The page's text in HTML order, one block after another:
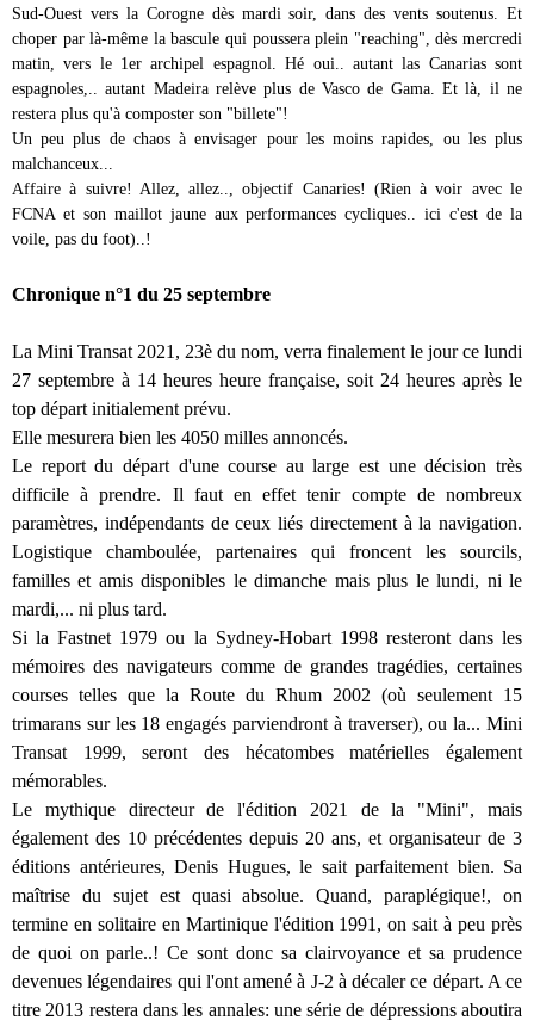
Sud-Ouest vers la Corogne dès mardi soir, dans des vents soutenus. Et
choper par là-même la bascule qui poussera plein "reaching", dès mercredi
matin, vers le 1er archipel espagnol. Hé oui.. autant las Canarias sont
espagnoles,.. autant Madeira relève plus de Vasco de Gama. Et là, il ne
restera plus qu'à composter son "billete"!
Un peu plus de chaos à envisager pour les moins rapides, ou les plus
malchanceux...
Affaire à suivre! Allez, allez.., objectif Canaries! (Rien à voir avec le
FCNA et son maillot jaune aux performances cycliques.. ici c'est de la
voile, pas du foot)..!
Chronique n°1 du 25 septembre
La Mini Transat 2021, 23è du nom, verra finalement le jour ce lundi
27 septembre à 14 heures heure française, soit 24 heures après le
top départ initialement prévu.
Elle mesurera bien les 4050 milles annoncés.
Le report du départ d'une course au large est une décision très
difficile à prendre. Il faut en effet tenir compte de nombreux
paramètres, indépendants de ceux liés directement à la navigation.
Logistique chamboulée, partenaires qui froncent les sourcils,
familles et amis disponibles le dimanche mais plus le lundi, ni le
mardi,... ni plus tard.
Si la Fastnet 1979 ou la Sydney-Hobart 1998 resteront dans les
mémoires des navigateurs comme de grandes tragédies, certaines
courses telles que la Route du Rhum 2002 (où seulement 15
trimarans sur les 18 engagés parviendront à traverser), ou la... Mini
Transat 1999, seront des hécatombes matérielles également
mémorables.
Le mythique directeur de l'édition 2021 de la "Mini", mais
également des 10 précédentes depuis 20 ans, et organisateur de 3
éditions antérieures, Denis Hugues, le sait parfaitement bien. Sa
maîtrise du sujet est quasi absolue. Quand, paraplégique!, on
termine en solitaire en Martinique l'édition 1991, on sait à peu près
de quoi on parle..! Ce sont donc sa clairvoyance et sa prudence
devenues légendaires qui l'ont amené à J-2 à décaler ce départ. A ce
titre 2013 restera dans les annales: une série de dépressions aboutira